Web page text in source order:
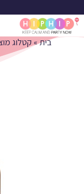
בית» קטלוג